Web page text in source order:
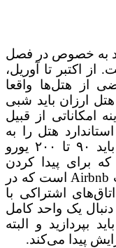
به خصوص در فصل
اکتبر تا آوریل،
از هتل‌ها واقعا
ارزان باید شبی
هزینه امکاناتی از قبیل
هتل را به
شما می‌دهد. در ماه‌های تابستانی باید ۹۰ تا ۲۰۰ یورو
که برای پیدا کردن
محل اقامت دارید، استفاده از سایت Airbnb است که در
اشتراکی با
اگر دنبال یک واحد کامل
شبی ۵۰ یورو باید بپردازید و البته
پیدا می‌کند.